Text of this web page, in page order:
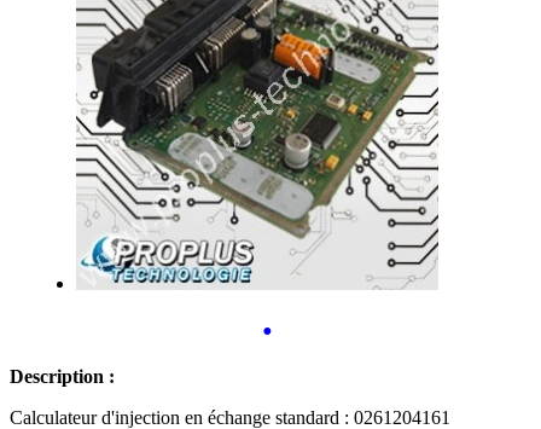
•
Description :
Calculateur d'injection en échange standard : 0261204161